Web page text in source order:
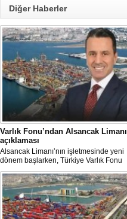
Diğer Haberler
Varlık Fonu’ndan Alsancak Limanı
açıklaması
Alsancak Limanı’nın işletmesinde yeni
dönem başlarken, Türkiye Varlık Fonu
Yatırımlardan Sorumlu Genel Müdür
Yardımcısı Aziz Murat Uluğ, limanda
satış ya da imtiyaz devri yapılmadığını
belirterek, “Yük limanı operasyonlarını
yerli ve milli Alport’a teslim ettik”
açıklamasında bulundu.